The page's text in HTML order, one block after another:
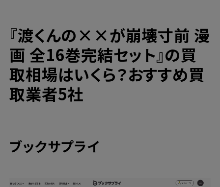
取！
高価買取ならブックサプライへ
今なら期間限定のキャンペーンも開催中！
『渡くんの××が崩壊寸前 漫
画 全16巻完結セット』の買
取相場はいくら？おすすめ買
取業者5社
ブックサプライ